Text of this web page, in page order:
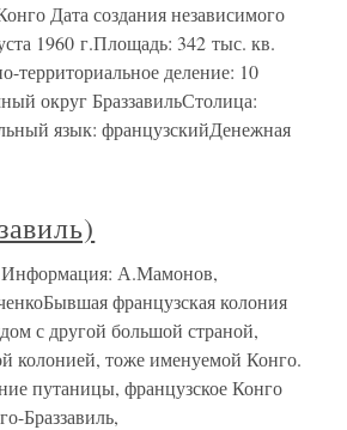
Дата создания независимого
1960 г.Площадь: 342 тыс. кв.
территориальное деление: 10
округ БраззавильСтолица:
язык: французскийДенежная
Информация: А.Мамонов,
французская колония
с другой большой страной,
колонией, тоже именуемой Конго.
путаницы, французское Конго
Браззавиль,